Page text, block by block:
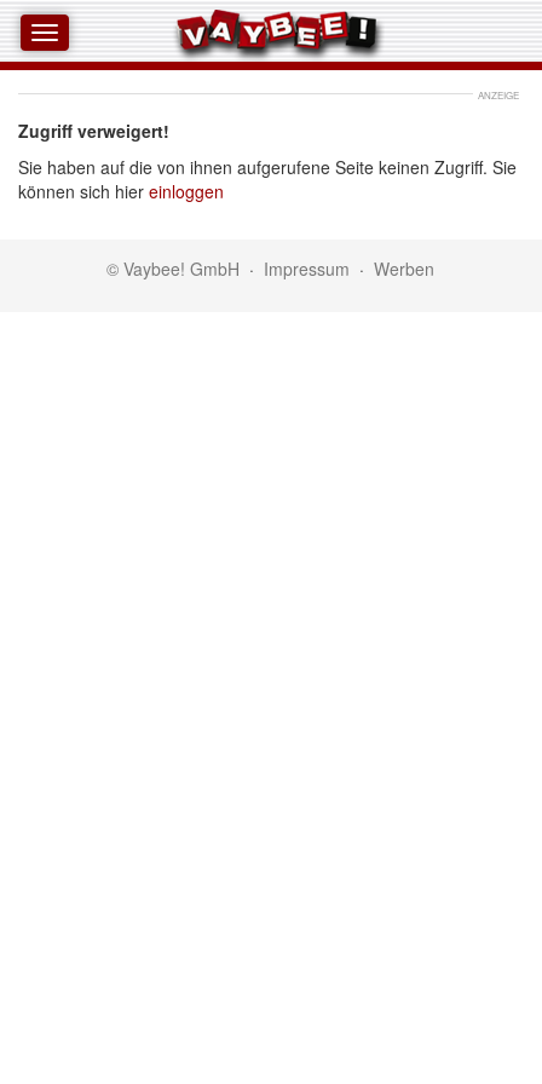
ANZEIGE
Zugriff verweigert!
Sie haben auf die von ihnen aufgerufene Seite keinen Zugriff. Sie
können sich hier einloggen
© Vaybee! GmbH · Impressum · Werben